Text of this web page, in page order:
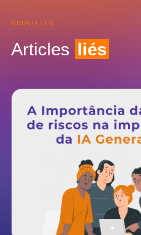
NOUVELLES
Articles liés